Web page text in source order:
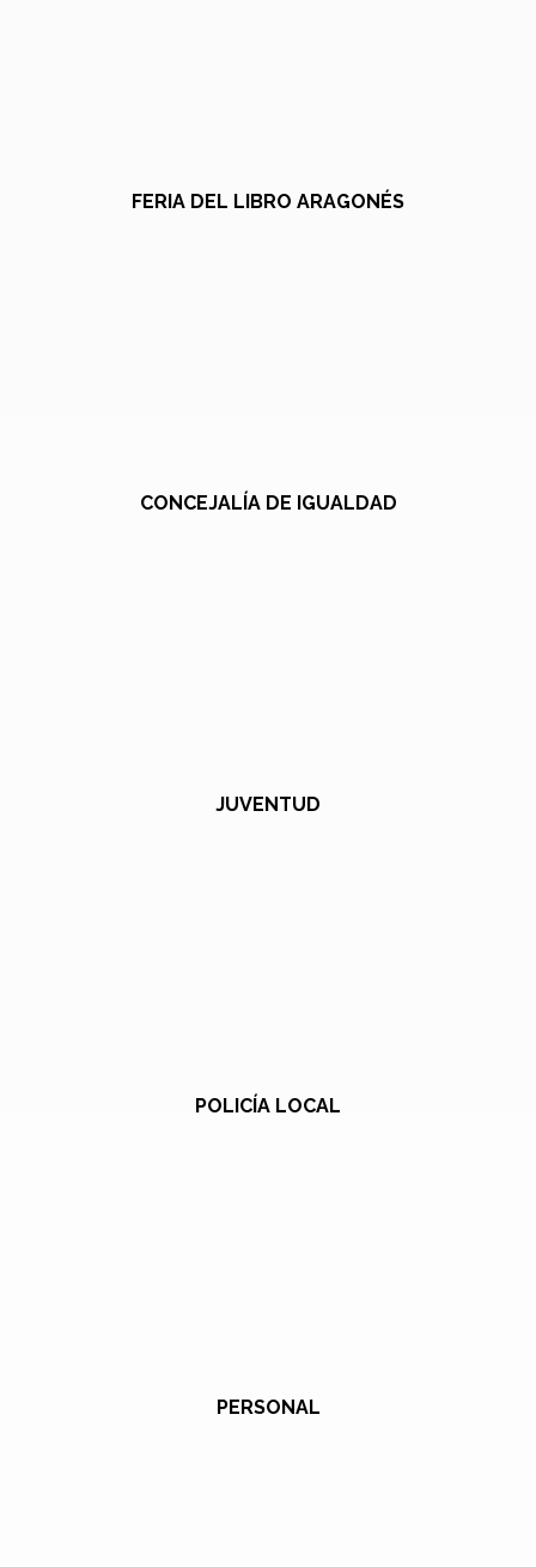
FERIA DEL LIBRO ARAGONÉS
CONCEJALÍA DE IGUALDAD
JUVENTUD
POLICÍA LOCAL
PERSONAL